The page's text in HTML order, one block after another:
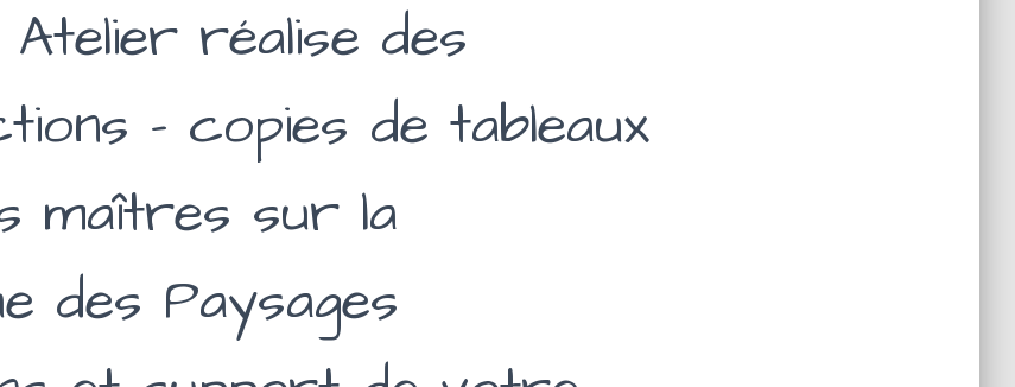
réalise des
– copies de tableaux
maîtres sur la
des Paysages